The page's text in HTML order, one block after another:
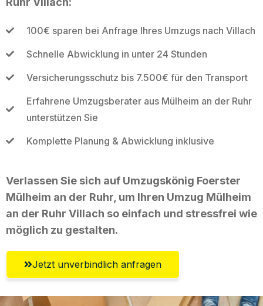
100€ sparen bei Anfrage Ihres Umzugs nach Villach
Schnelle Abwicklung in unter 24 Stunden
Versicherungsschutz bis 7.500€ für den Transport
Erfahrene Umzugsberater aus Mülheim an der Ruhr
unterstützen Sie
Komplette Planung & Abwicklung inklusive
Verlassen Sie sich auf Umzugskönig Foerster
Mülheim an der Ruhr, um Ihren Umzug Mülheim
an der Ruhr Villach so einfach und stressfrei wie
möglich zu gestalten.
Jetzt unverbindlich anfragen